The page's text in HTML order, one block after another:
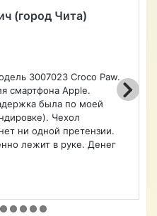
по каталогу на
заказ. Чехол удобный.